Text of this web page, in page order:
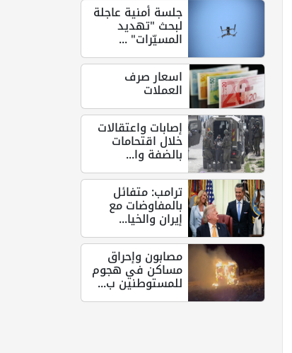
جلسة أمنية عاجلة
لبحث "تهديد
المسيّرات" ...
اسعار صرف
العملات
إصابات واعتقالات
خلال اقتحامات
بالضفة وا...
ترامب: متفائل
بالمفاوضات مع
إيران والخيا...
مصابون وإحراق
مساكن في هجوم
للمستوطنين ب...